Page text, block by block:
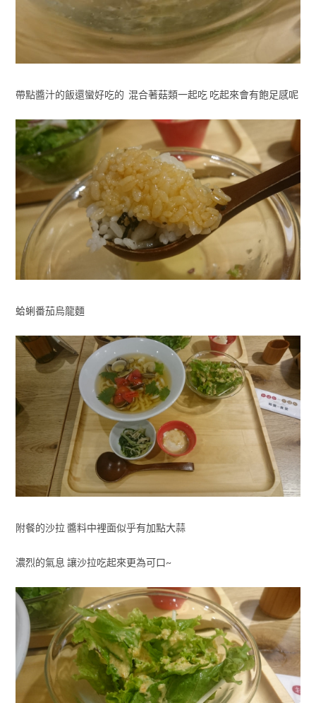
帶點醬汁的飯還蠻好吃的 混合著菇類一起吃 吃起來會有飽足感呢
蛤蜊番茄烏龍麵
附餐的沙拉 醬料中裡面似乎有加點大蒜
濃烈的氣息 讓沙拉吃起來更為可口~